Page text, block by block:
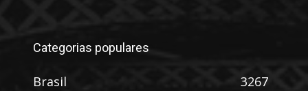
Categorias populares
Brasil
3267